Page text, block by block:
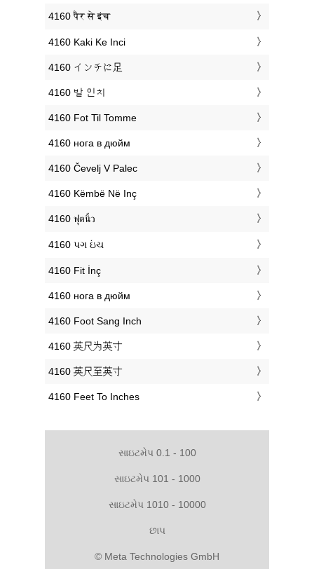
‎4160 पैर से इंच
‎4160 Kaki Ke Inci
‎4160 インチに足
‎4160 발 인치
‎4160 Fot Til Tomme
‎4160 нога в дюйм
‎4160 Čevelj V Palec
‎4160 Këmbë Në Inç
‎4160 ฟุตนิ้ว
‎4160 પગ ઇંચ
‎4160 Fit İnç
‎4160 нога в дюйм
‎4160 Foot Sang Inch
‎4160 英尺为英寸
‎4160 英尺至英寸
‎4160 Feet To Inches
સાઇટમેપ 0.1 - 100
સાઇટમેપ 101 - 1000
સાઇટમેપ 1010 - 10000
છાપ
© Meta Technologies GmbH